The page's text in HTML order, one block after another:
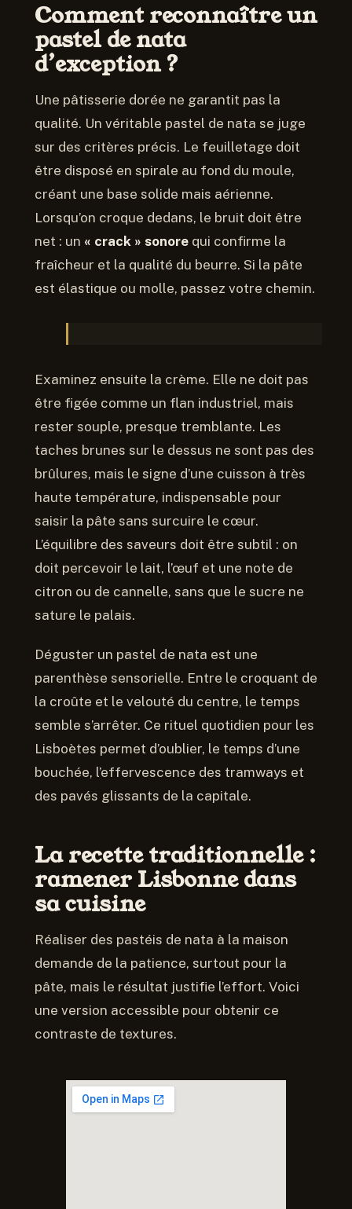
Comment reconnaître un
pastel de nata
d’exception ?
Une pâtisserie dorée ne garantit pas la
qualité. Un véritable pastel de nata se juge
sur des critères précis. Le feuilletage doit
être disposé en spirale au fond du moule,
créant une base solide mais aérienne.
Lorsqu’on croque dedans, le bruit doit être
net : un « crack » sonore qui confirme la
fraîcheur et la qualité du beurre. Si la pâte
est élastique ou molle, passez votre chemin.
Examinez ensuite la crème. Elle ne doit pas
être figée comme un flan industriel, mais
rester souple, presque tremblante. Les
taches brunes sur le dessus ne sont pas des
brûlures, mais le signe d’une cuisson à très
haute température, indispensable pour
saisir la pâte sans surcuire le cœur.
L’équilibre des saveurs doit être subtil : on
doit percevoir le lait, l’œuf et une note de
citron ou de cannelle, sans que le sucre ne
sature le palais.
Déguster un pastel de nata est une
parenthèse sensorielle. Entre le croquant de
la croûte et le velouté du centre, le temps
semble s’arrêter. Ce rituel quotidien pour les
Lisboètes permet d’oublier, le temps d’une
bouchée, l’effervescence des tramways et
des pavés glissants de la capitale.
La recette traditionnelle :
ramener Lisbonne dans
sa cuisine
Réaliser des pastéis de nata à la maison
demande de la patience, surtout pour la
pâte, mais le résultat justifie l’effort. Voici
une version accessible pour obtenir ce
contraste de textures.